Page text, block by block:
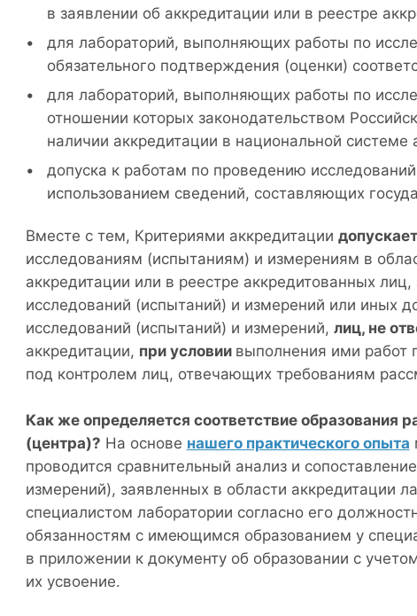
в заявлении об аккредитации или в реестре
для лабораторий, выполняющих работы по
обязательного подтверждения (оценки)
для лабораторий, выполняющих работы по
отношении которых законодательством
наличии аккредитации в национальной
допуска к работам по проведению
использованием сведений, составляющих
Вместе с тем, Критериями аккредитации
исследованиям (испытаниям) и измерениям в
аккредитации или в реестре аккредитованных
исследований (испытаний) и измерений или иных
исследований (испытаний) и измерений, лиц, не
аккредитации, при условии выполнения ими работ
под контролем лиц, отвечающих требованиям
Как же определяется соответствие образования
(центра)? На основе нашего практического опыта
проводится сравнительный анализ и
измерений), заявленных в области аккредитации
специалистом лаборатории согласно его
обязанностям с имеющимся образованием у
в приложении к документу об образовании с
их усвоение.